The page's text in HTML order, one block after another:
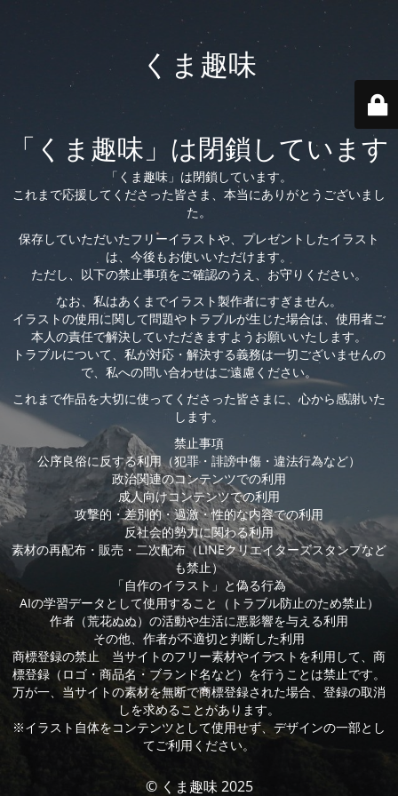
くま趣味
「くま趣味」は閉鎖しています
「くま趣味」は閉鎖しています。
これまで応援してくださった皆さま、本当にありがとうございまし
た。
保存していただいたフリーイラストや、プレゼントしたイラスト
は、今後もお使いいただけます。
ただし、以下の禁止事項をご確認のうえ、お守りください。
なお、私はあくまでイラスト製作者にすぎません。
イラストの使用に関して問題やトラブルが生じた場合は、使用者ご
本人の責任で解決していただきますようお願いいたします。
トラブルについて、私が対応・解決する義務は一切ございませんの
で、私への問い合わせはご遠慮ください。
これまで作品を大切に使ってくださった皆さまに、心から感謝いた
します。
禁止事項
公序良俗に反する利用（犯罪・誹謗中傷・違法行為など）
政治関連のコンテンツでの利用
成人向けコンテンツでの利用
攻撃的・差別的・過激・性的な内容での利用
反社会的勢力に関わる利用
素材の再配布・販売・二次配布（LINEクリエイターズスタンプなど
も禁止）
「自作のイラスト」と偽る行為
AIの学習データとして使用すること（トラブル防止のため禁止）
作者（荒花ぬぬ）の活動や生活に悪影響を与える利用
その他、作者が不適切と判断した利用
商標登録の禁止 当サイトのフリー素材やイラストを利用して、商
標登録（ロゴ・商品名・ブランド名など）を行うことは禁止です。
万が一、当サイトの素材を無断で商標登録された場合、登録の取消
しを求めることがあります。
※イラスト自体をコンテンツとして使用せず、デザインの一部とし
てご利用ください。
© くま趣味 2025